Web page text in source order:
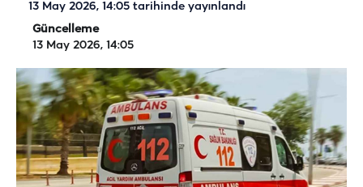
13 May 2026, 14:05 tarihinde yayınlandı
Güncelleme
13 May 2026, 14:05